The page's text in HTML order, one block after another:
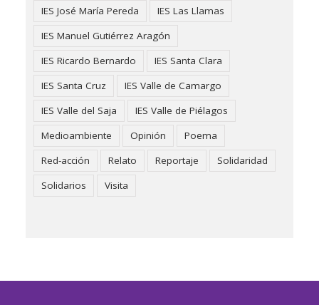
IES José María Pereda
IES Las Llamas
IES Manuel Gutiérrez Aragón
IES Ricardo Bernardo
IES Santa Clara
IES Santa Cruz
IES Valle de Camargo
IES Valle del Saja
IES Valle de Piélagos
Medioambiente
Opinión
Poema
Red-acción
Relato Reportaje
Solidaridad
Solidarios
Visita